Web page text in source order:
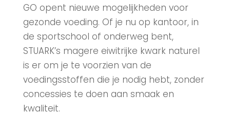
GO opent nieuwe mogelijkheden voor
gezonde voeding. Of je nu op kantoor, in
de sportschool of onderweg bent,
STUARK’s magere eiwitrijke kwark naturel
is er om je te voorzien van de
voedingsstoffen die je nodig hebt, zonder
concessies te doen aan smaak en
kwaliteit.